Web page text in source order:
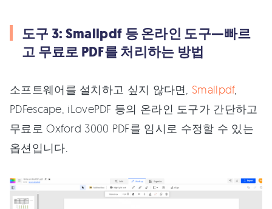
도구 3: Smallpdf 등 온라인 도구—빠르
고 무료로 PDF를 처리하는 방법
소프트웨어를 설치하고 싶지 않다면, Smallpdf,
PDFescape, iLovePDF 등의 온라인 도구가 간단하고
무료로 Oxford 3000 PDF를 임시로 수정할 수 있는
옵션입니다.